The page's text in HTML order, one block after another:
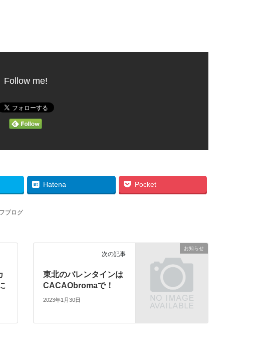
Follow me!
Hatena Pocket
ブログ
お知らせ
次の記事
東北のバレンタインは
CACAObromaで！
2023年1月30日